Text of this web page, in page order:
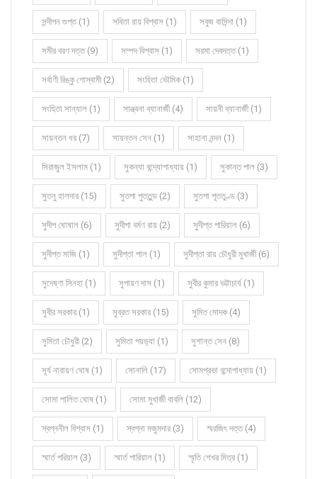
সন্দীপন গুপ্ত (1) সবিতা রায় বিশ্বাস (1) সবুজ বাসিন্দা (1)
সমীর বরণ দত্ত (9) সম্পদ বিশ্বাস (1) সরমা দেবদত্ত (1)
সর্বাণী রিঙ্কু গোস্বামী (2) সংহিতা ভৌমিক (1)
সংহিতা সান্যাল (1) সান্ত্বনা ব্যানার্জী (4) সায়নী ব্যানার্জী (1)
সায়ন্তন ধর (7) সায়ন্তন সেন (1) সাহানা নন্দন (1)
সিরাজুল ইসলাম (1) সুকন্যা বন্দ্যোপাধ্যায় (1) সুকান্ত পাল (3)
সুতনু হালদার (15) সুতপা পুততুন্ড (2) সুতপা পূততুণ্ড (3)
সুদীপ ঘোষাল (6) সুদীপা বর্মণ রায় (2) সুদীপ্ত পারিয়াল (6)
সুদীপ্ত মাজি (1) সুদীপ্তা পাল (1) সুদীপ্তা রায় চৌধুরী মুখার্জী (6)
সুদেষ্ণা সিনহা (1) সুপায়ণ দাস (1) সুবীর কুমার ভট্টাচার্য (1)
সুবীর সরকার (1) সুব্রত সরকার (15) সুমিত মোদক (4)
সুমিতা চৌধুরী (2) সুমিতা পয়ড়্যা (1) সুশান্ত সেন (8)
সূর্য নারায়ণ ঘোষ (1) সোনালি (17) সোমপ্রভা বন্দোপাধ্যায় (1)
সোমা পালিত ঘোষ (1) সোমা মুখার্জী বাবলি (12)
স্বপ্ননীল বিশ্বাস (1) স্বপ্না মজুমদার (3) স্মরজিৎ দত্ত (4)
স্মার্ত পরিয়াল (3) স্মার্ত পারিয়াল (1) স্মৃতি শেখর মিত্র (1)